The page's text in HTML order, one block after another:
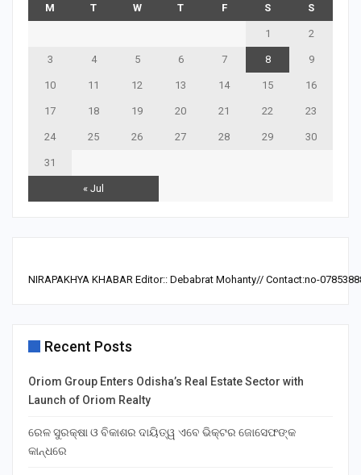
M T W T F S S
« Jul
1 2
3 4 5 6 7 8 9
10 11 12 13 14 15 16
17 18 19 20 21 22 23
24 25 26 27 28 29 30
31
NIRAPAKHYA KHABAR Editor:: Debabrat Mohanty// Contact:no-
Recent Posts
Oriom Group Enters Odisha’s Real Estate Sector with
Launch of Oriom Realty
ରେଳ ସୁରକ୍ଷା ଓ ବିକାଶର ଦାୟିତ୍ୱ ଏବେ ଭିକ୍ଟର ଜୋସେଫଙ୍କ
କାନ୍ଧରେ